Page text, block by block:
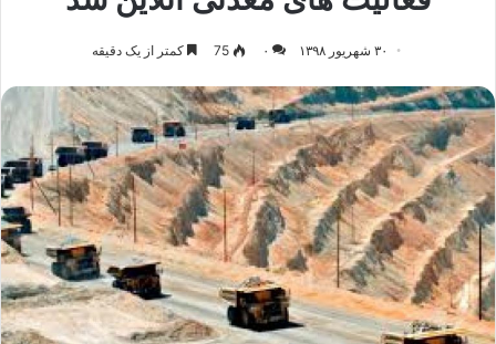
۳۰ شهریور ۱۳۹۸ ۰ 75 کمتر از یک دقیقه